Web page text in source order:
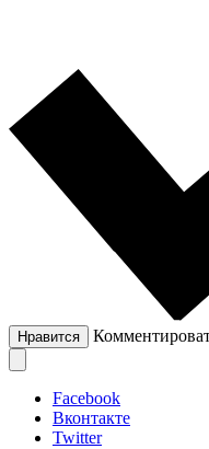
Нравится
Facebook
Вконтакте
Twitter